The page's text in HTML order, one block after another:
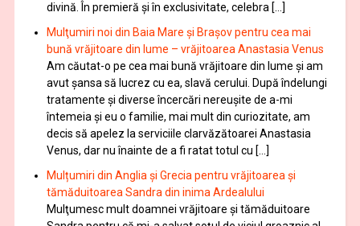
divină. În premieră şi în exclusivitate, celebra […]
Mulţumiri noi din Baia Mare și Brașov pentru cea mai
bună vrăjitoare din lume – vrăjitoarea Anastasia Venus
Am căutat-o pe cea mai bună vrăjitoare din lume și am
avut șansa să lucrez cu ea, slavă cerului. După îndelungi
tratamente şi diverse încercări nereușite de a-mi
întemeia şi eu o familie, mai mult din curiozitate, am
decis să apelez la serviciile clarvăzătoarei Anastasia
Venus, dar nu înainte de a fi ratat totul cu […]
Mulțumiri din Anglia și Grecia pentru vrăjitoarea și
tămăduitoarea Sandra din inima Ardealului
Mulţumesc mult doamnei vrăjitoare și tămăduitoare